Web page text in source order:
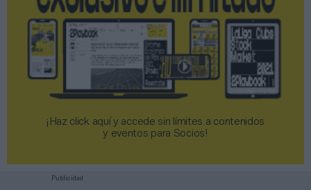
¡Haz click aquí y accede sin límites a contenidos
y eventos para Socios!​​​​​​​
Publicidad